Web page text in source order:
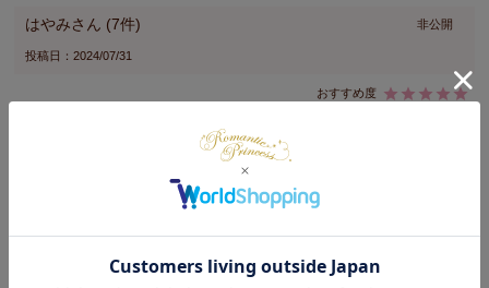
はやみ 7 非公開
投稿日 2024/07/31
デザインも可愛い、色味も気に入ってます
2023/11/10